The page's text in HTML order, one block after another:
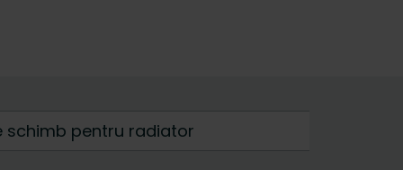
schimb pentru radiator